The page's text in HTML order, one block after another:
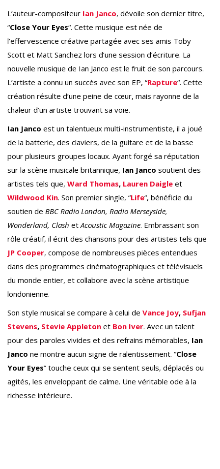
L’auteur-compositeur Ian Janco, dévoile son dernier titre,
“Close Your Eyes“. Cette musique est née de
l’effervescence créative partagée avec ses amis Toby
Scott et Matt Sanchez lors d’une session d’écriture. La
nouvelle musique de Ian Janco est le fruit de son parcours.
L’artiste a connu un succès avec son EP, “Rapture“. Cette
création résulte d’une peine de cœur, mais rayonne de la
chaleur d’un artiste trouvant sa voie.
Ian Janco est un talentueux multi-instrumentiste, il a joué
de la batterie, des claviers, de la guitare et de la basse
pour plusieurs groupes locaux. Ayant forgé sa réputation
sur la scène musicale britannique, Ian Janco soutient des
artistes tels que, Ward Thomas, Lauren Daigle et
Wildwood Kin. Son premier single, “Life“, bénéficie du
soutien de BBC Radio London, Radio Merseyside,
Wonderland, Clash etAcoustic Magazine. Embrassant son
rôle créatif, il écrit des chansons pour des artistes tels que
JP Cooper, compose de nombreuses pièces entendues
dans des programmes cinématographiques et télévisuels
du monde entier, et collabore avec la scène artistique
londonienne.
Son style musical se compare à celui de Vance Joy, Sufjan
Stevens, Stevie Appleton et Bon Iver. Avec un talent
pour des paroles vivides et des refrains mémorables, Ian
Janco ne montre aucun signe de ralentissement. “Close
Your Eyes” touche ceux qui se sentent seuls, déplacés ou
agités, les enveloppant de calme. Une véritable ode à la
richesse intérieure.